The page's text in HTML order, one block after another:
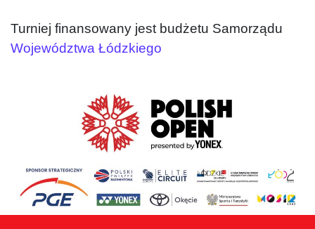
Turniej finansowany jest budżetu Samorządu
Województwa Łódzkiego